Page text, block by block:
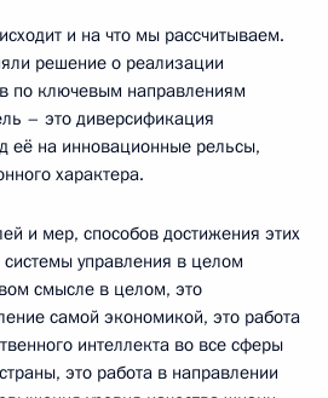
и на что мы рассчитываем.
решение о реализации
по ключевым направлениям
– это диверсификация
её на инновационные рельсы,
характера.
и мер, способов достижения этих
управления в целом
смысле в целом, это
самой экономикой, это работа
интеллекта во все сферы
это работа в направлении